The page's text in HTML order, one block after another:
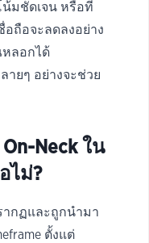
มชัดเจน หรือที่
ถือจะลดลงอย่าง
ลอกได้
ายๆ อย่างจะช่วย
Neck ใน
ไม่?
ากฏและถูกนำมา
ตั้งแต่